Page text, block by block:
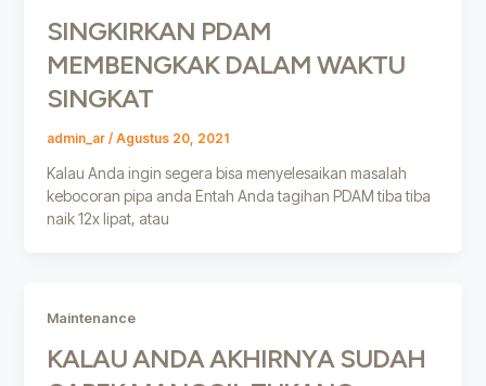
SINGKIRKAN PDAM
MEMBENGKAK DALAM WAKTU
SINGKAT
admin_ar / Agustus 20, 2021
Kalau Anda ingin segera bisa menyelesaikan masalah
kebocoran pipa anda Entah Anda tagihan PDAM tiba tiba
naik 12x lipat, atau
Maintenance
KALAU ANDA AKHIRNYA SUDAH